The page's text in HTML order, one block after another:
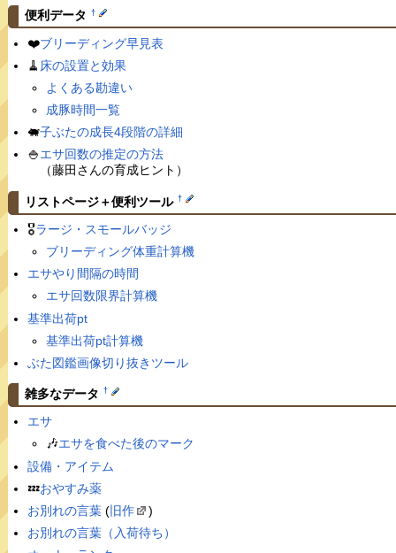
便利データ †
❤️ブリーディング早見表
🧹 床の設置と効果
よくある勘違い
成豚時間一覧
🐖子ぶたの成長4段階の詳細
🍚エサ回数の推定の方法
（藤田さんの育成ヒント）
リストページ＋便利ツール †
🎖ラージ・スモールバッジ
ブリーディング体重計算機
エサやり間隔の時間
エサ回数限界計算機
基準出荷pt
基準出荷pt計算機
ぶた図鑑画像切り抜きツール
雑多なデータ †
エサ
🎶エサを食べた後のマーク
設備・アイテム
💤おやすみ薬
お別れの言葉(旧作
)
お別れの言葉（入荷待ち）